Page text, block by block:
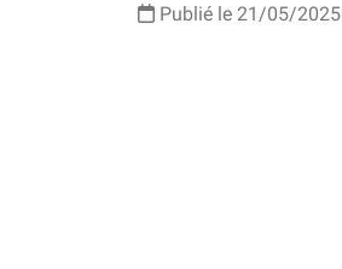
Publié le 21/05/2025